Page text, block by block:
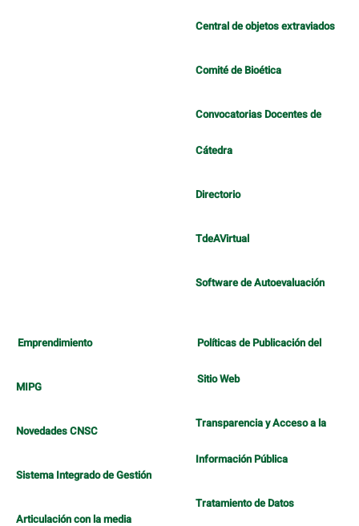
Central de objetos extraviados
Comité de Bioética
Convocatorias Docentes de
Cátedra
Directorio
TdeAVirtual
Software de Autoevaluación
Emprendimiento
MIPG
Novedades CNSC
Sistema Integrado de Gestión
Articulación con la media
Políticas de Publicación del
Sitio Web
Transparencia y Acceso a la
Información Pública
Tratamiento de Datos